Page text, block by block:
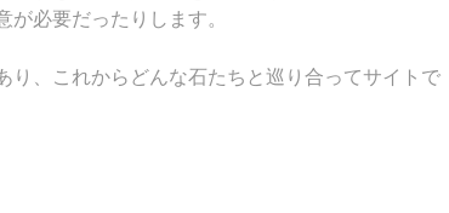
こ
必要だったりします。
り、これからどんな石たちと巡り合ってサイトで